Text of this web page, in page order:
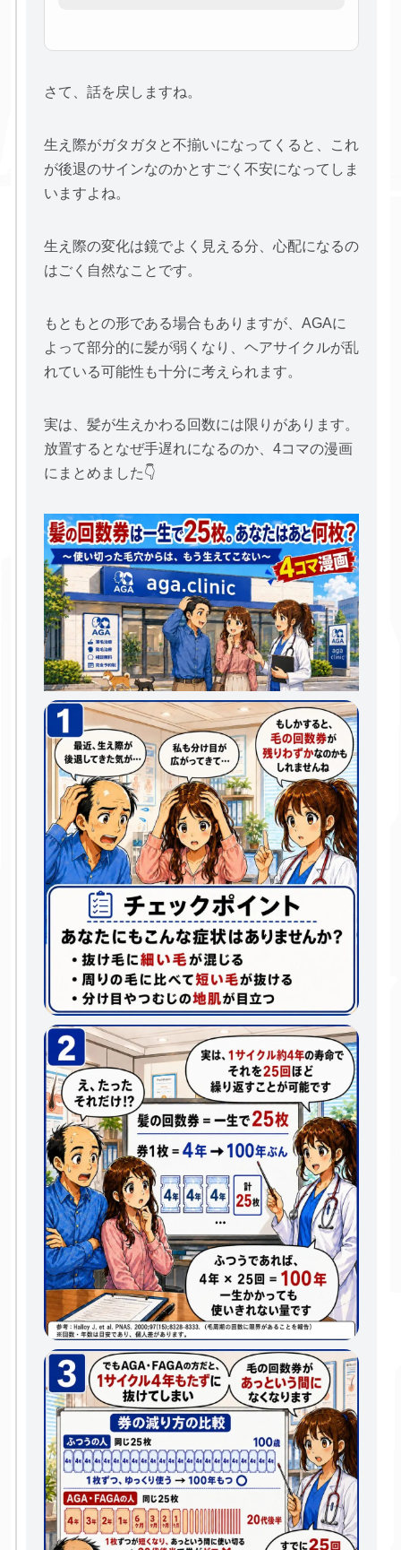
さて、話を戻しますね。
生え際がガタガタと不揃いになってくると、これ
が後退のサインなのかとすごく不安になってしま
いますよね。
生え際の変化は鏡でよく見える分、心配になるの
はごく自然なことです。
もともとの形である場合もありますが、AGAに
よって部分的に髪が弱くなり、ヘアサイクルが乱
れている可能性も十分に考えられます。
実は、髪が生えかわる回数には限りがあります。
放置するとなぜ手遅れになるのか、4コマの漫画
にまとめました👇